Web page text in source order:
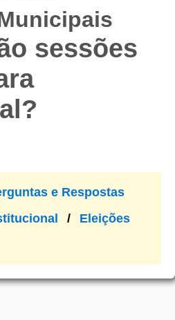
sessões
e Respostas
Eleições